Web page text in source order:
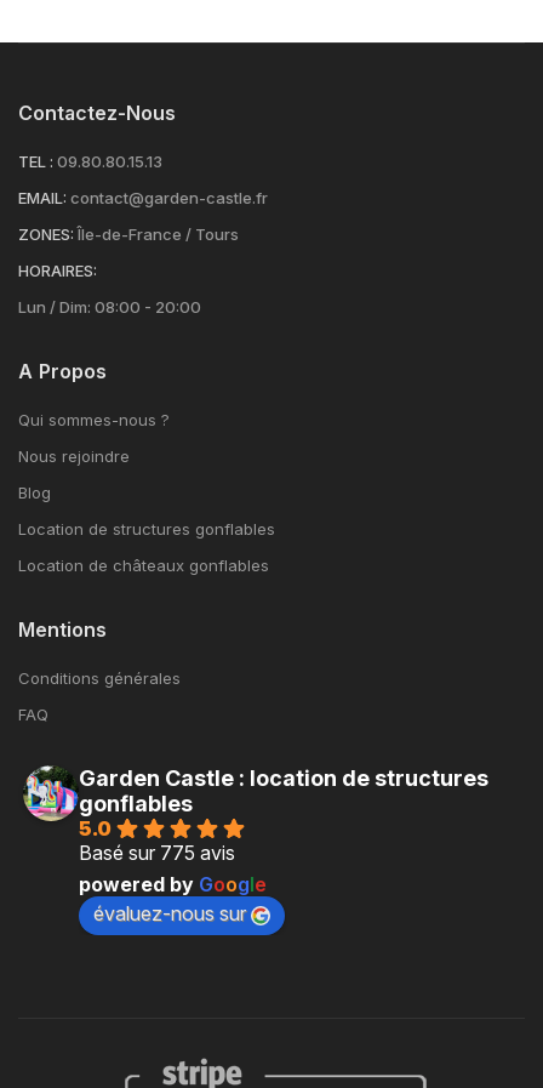
Contactez-Nous
TEL : 09.80.80.15.13
EMAIL: contact@garden-castle.fr
ZONES: Île-de-France / Tours
HORAIRES:
Lun / Dim: 08:00 - 20:00
A Propos
Qui sommes-nous ?
Nous rejoindre
Blog
Location de structures gonflables
Location de châteaux gonflables
Mentions
Conditions générales
FAQ
Garden Castle : location de structures
gonflables
5.0
Basé sur 775 avis
powered by Google
évaluez-nous sur